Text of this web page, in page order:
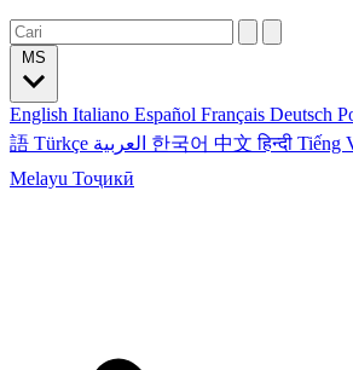
English Italiano Español Français Deutsch
語 Türkçe 한국어 中文हिन्दी Tiếng
Melayu Тоҷикӣ